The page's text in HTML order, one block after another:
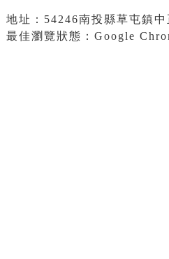
地址：54246南投縣草屯鎮
最佳瀏覽狀態：Google